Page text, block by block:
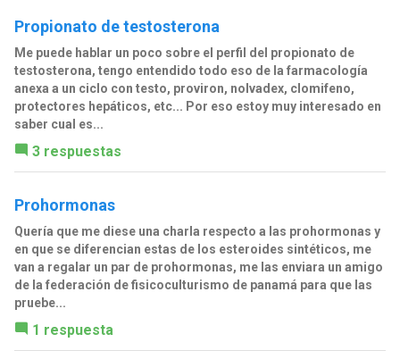
Propionato de testosterona
Me puede hablar un poco sobre el perfil del propionato de
testosterona, tengo entendido todo eso de la farmacología
anexa a un ciclo con testo, proviron, nolvadex, clomifeno,
protectores hepáticos, etc... Por eso estoy muy interesado en
saber cual es...
3 respuestas
Prohormonas
Quería que me diese una charla respecto a las prohormonas y
en que se diferencian estas de los esteroides sintéticos, me
van a regalar un par de prohormonas, me las enviara un amigo
de la federación de fisicoculturismo de panamá para que las
pruebe...
1 respuesta